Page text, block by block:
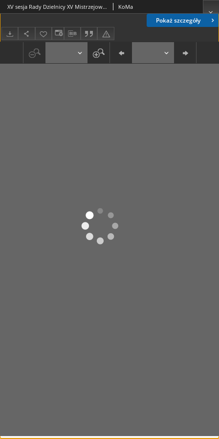
Pokaż szczegóły
XV sesja Rady Dzielnicy XV Mistrzejowice KoMa